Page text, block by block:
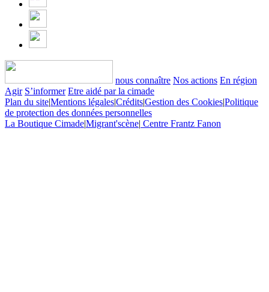
nous connaître Nos actions En région
Agir S’informer Etre aidé par la cimade
Plan du site|Mentions légales|Crédits|Gestion des Cookies|Politique
de protection des données personnelles
La Boutique Cimade|Migrant'scène| Centre Frantz Fanon